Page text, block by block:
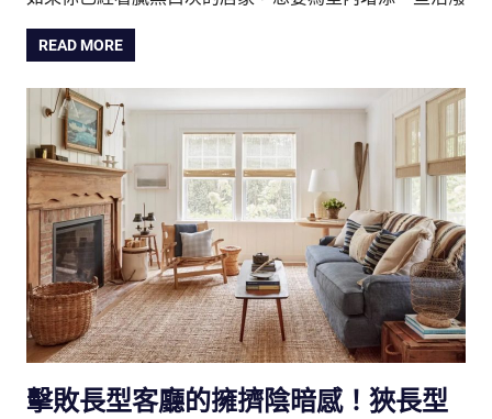
READ MORE
擊敗長型客廳的擁擠陰暗感！狹長型